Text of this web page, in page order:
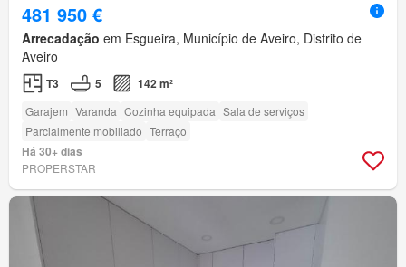
481 950 €
Arrecadação em Esgueira, Município de Aveiro, Distrito de
Aveiro
T3 5 142 m²
Garajem Varanda Cozinha equipada Sala de serviços
Parcialmente mobiliado Terraço
Há 30+ dias
PROPERSTAR